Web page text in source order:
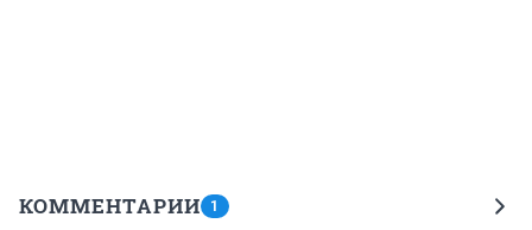
КОММЕНТАРИИ 1